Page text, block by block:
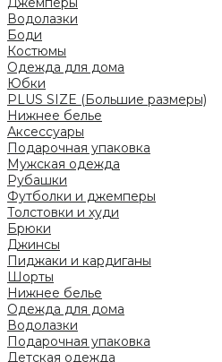
Водолазки
Боди
Костюмы
Одежда для дома
Юбки
PLUS SIZE (Большие размеры)
Нижнее белье
Аксессуары
Подарочная упаковка
Мужская одежда
Рубашки
Футболки и джемперы
Толстовки и худи
Брюки
Джинсы
Пиджаки и кардиганы
Шорты
Нижнее белье
Одежда для дома
Водолазки
Подарочная упаковка
Детская одежда